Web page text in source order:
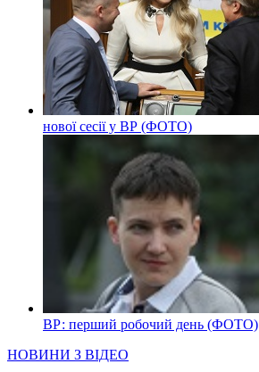
нової сесії у ВР (ФОТО)
ВР: перший робочий день (ФОТО)
НОВИНИ З ВІДЕО